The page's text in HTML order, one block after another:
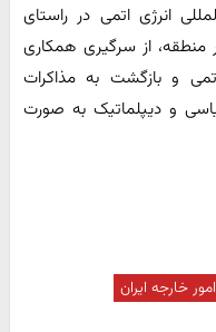
انرژی اتمی در راستای
از سرگیری همکاری
و بازگشت به مذاکرات
و دیپلماتیک به صورت
خارجه ایران